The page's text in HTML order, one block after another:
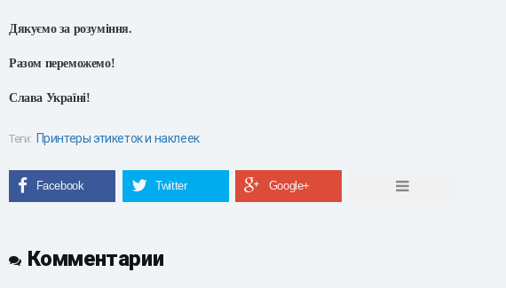
Дякуємо за розуміння.
Разом переможемо!
Слава Україні!
Теги: Принтеры этикеток и наклеек
Комментарии